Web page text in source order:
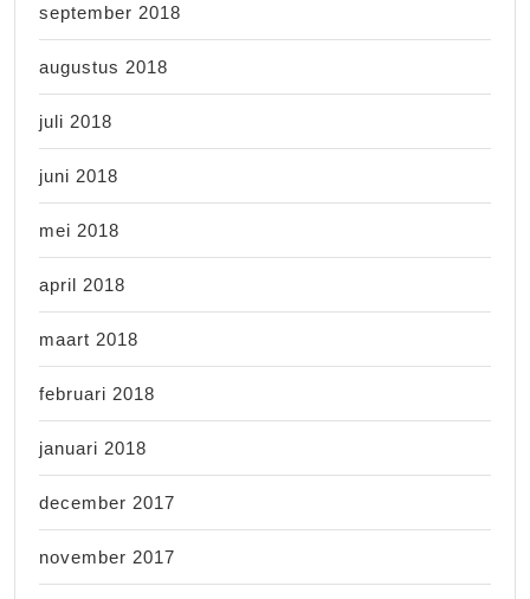
september 2018
augustus 2018
juli 2018
juni 2018
mei 2018
april 2018
maart 2018
februari 2018
januari 2018
december 2017
november 2017